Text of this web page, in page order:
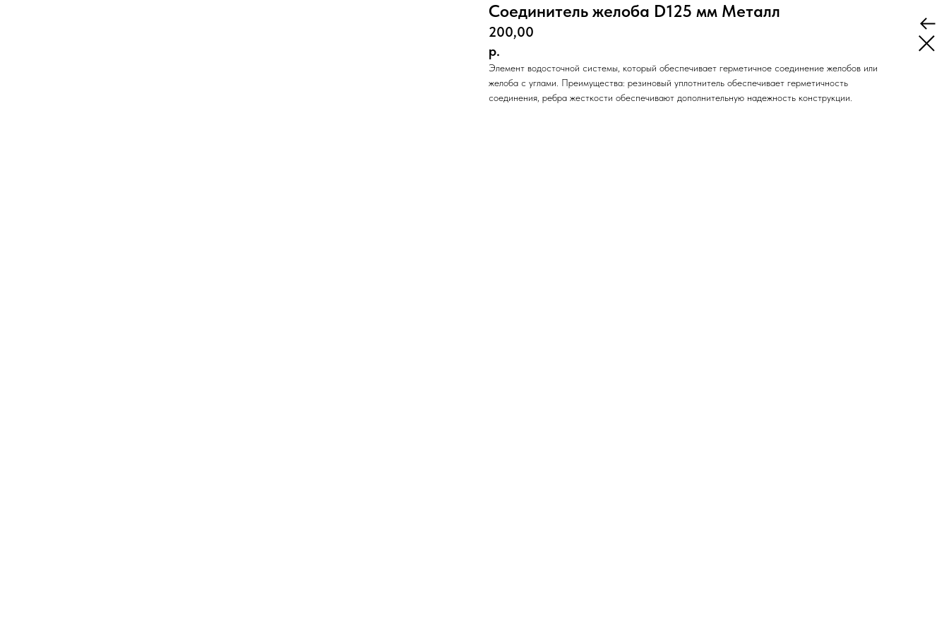
Соединитель желоба D125 мм Металл
200,00
р.
Элемент водосточной системы, который обеспечивает герметичное соединение желобов или
желоба с углами. Преимущества: резиновый уплотнитель обеспечивает герметичность
соединения, ребра жесткости обеспечивают дополнительную надежность конструкции.